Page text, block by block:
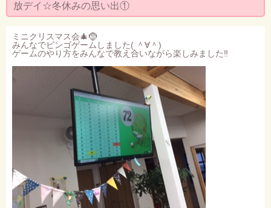
放デイ☆冬休みの思い出①
ミニクリスマス会🎄🤶
みんなでビンゴゲームしました( ＾∀＾)
ゲームのやり方をみんなで教え合いながら楽しみました‼︎